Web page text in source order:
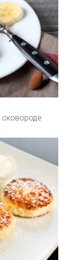
сковороде